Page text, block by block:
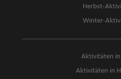
Herbst-
Winter-
Aktivitäten
Aktivitäten in